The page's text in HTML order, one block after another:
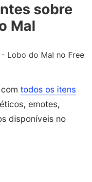
sobre
Mal
Lobo do Mal no Free
todos os itens
emotes,
disponíveis no